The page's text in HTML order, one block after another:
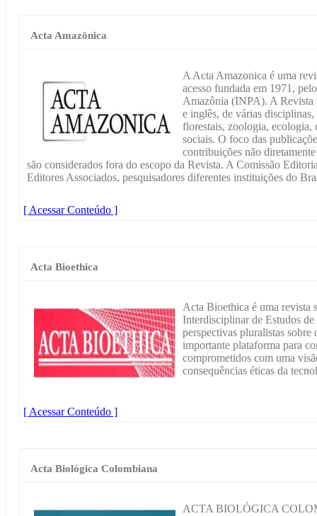
Acta Amazônica
A Acta Amazonica é uma
acesso fundada em 1971,
Amazônia (INPA). A Revista
e inglês, de várias
florestais, zoologia, ecologia,
sociais. O foco das
contribuições não
são considerados fora do escopo da Revista. A Comissão
Editores Associados, pesquisadores diferentes instituições do
[ Acessar Conteúdo ]
Acta Bioethica
Acta Bioethica é uma revista
Interdisciplinar de Estudos
perspectivas pluralistas sobre
importante plataforma para
comprometidos com uma
consequências éticas da
[ Acessar Conteúdo ]
Acta Biológica Colombiana
ACTA BIOLÓGICA